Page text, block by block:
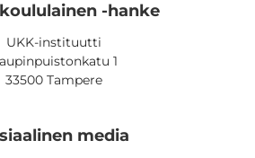
-hanke
UKK-instituutti
1
33500 Tampere
media